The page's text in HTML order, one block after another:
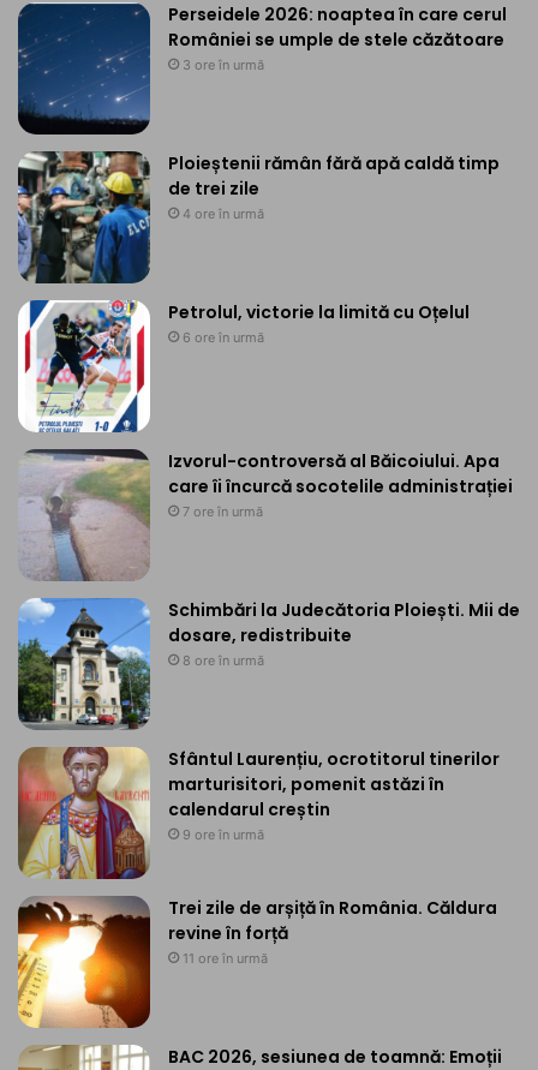
Perseidele 2026: noaptea în care cerul
României se umple de stele căzătoare
3 ore în urmă
Ploieștenii rămân fără apă caldă timp
de trei zile
4 ore în urmă
Petrolul, victorie la limită cu Oțelul
6 ore în urmă
Izvorul-controversă al Băicoiului. Apa
care îi încurcă socotelile administrației
7 ore în urmă
Schimbări la Judecătoria Ploiești. Mii de
dosare, redistribuite
8 ore în urmă
Sfântul Laurențiu, ocrotitorul tinerilor
marturisitori, pomenit astăzi în
calendarul creștin
9 ore în urmă
Trei zile de arșiță în România. Căldura
revine în forță
11 ore în urmă
BAC 2026, sesiunea de toamnă: Emoții